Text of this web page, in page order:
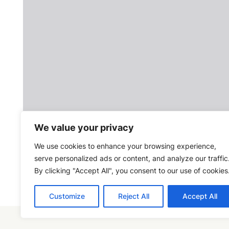
We value your privacy
We use cookies to enhance your browsing experience,
serve personalized ads or content, and analyze our
By clicking "Accept All", you consent to our use of
Customize Reject All Accept All